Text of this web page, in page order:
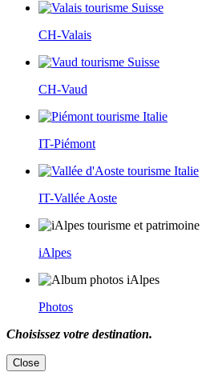
CH-Valais
CH-Vaud
IT-Piémont
IT-Vallée Aoste
iAlpes
Photos
Choisissez votre destination.
Close